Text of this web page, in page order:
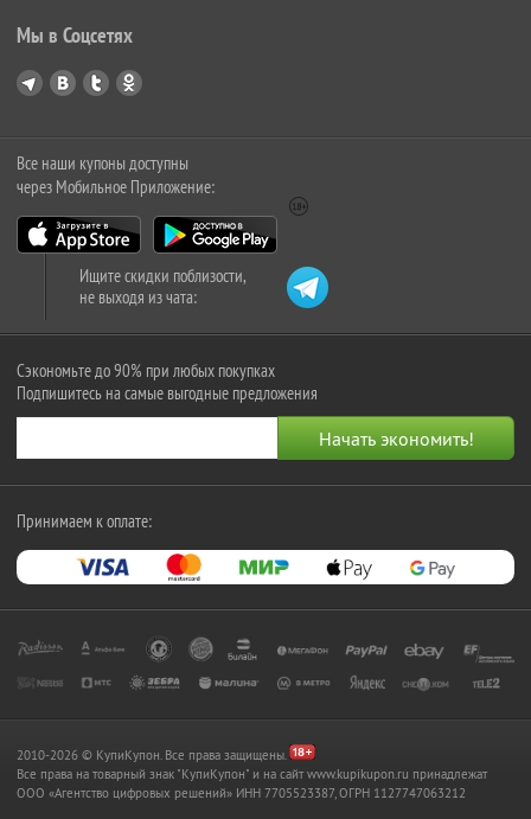
Мы в Соцсетях
Все наши купоны доступны
через Мобильное Приложение:
Ищите скидки поблизости,
не выходя из чата:
Сэкономьте до 90% при любых покупках
Подпишитесь на самые выгодные предложения
Принимаем к оплате:
2010-2026 © КупиКупон. Все права защищены.
Все права на товарный знак "КупиКупон" и на сайт www.kupikupon.ru принадлежат
OOO «Агентство цифровых решений» ИНН 7705523387, ОГРН 1127747063212